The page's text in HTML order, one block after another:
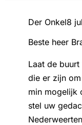
Der Onkel8
Beste heer
Laat de
die er zijn
min mogelijk
stel uw